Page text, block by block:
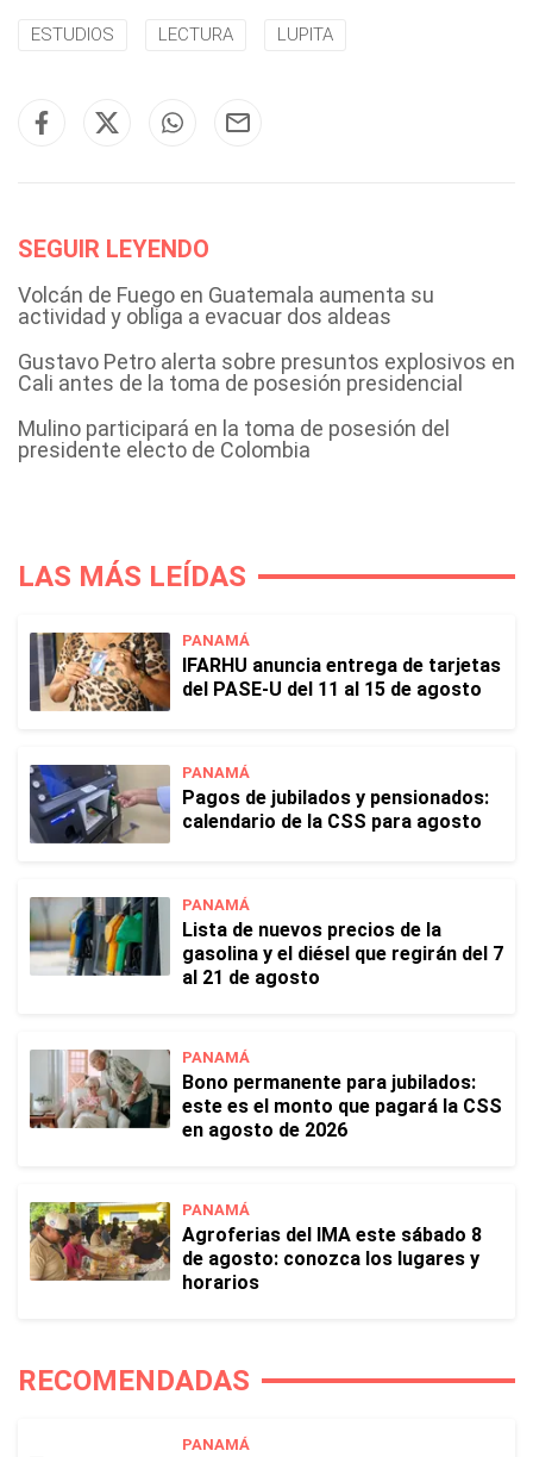
ESTUDIOS LECTURA LUPITA
SEGUIR LEYENDO
Volcán de Fuego en Guatemala aumenta su
actividad y obliga a evacuar dos aldeas
Gustavo Petro alerta sobre presuntos explosivos en
Cali antes de la toma de posesión presidencial
Mulino participará en la toma de posesión del
presidente electo de Colombia
LAS MÁS LEÍDAS
PANAMÁ
IFARHU anuncia entrega de tarjetas
del PASE-U del 11 al 15 de agosto
PANAMÁ
Pagos de jubilados y pensionados:
calendario de la CSS para agosto
PANAMÁ
Lista de nuevos precios de la
gasolina y el diésel que regirán del 7
al 21 de agosto
PANAMÁ
Bono permanente para jubilados:
este es el monto que pagará la CSS
en agosto de 2026
PANAMÁ
Agroferias del IMA este sábado 8
de agosto: conozca los lugares y
horarios
RECOMENDADAS
PANAMÁ